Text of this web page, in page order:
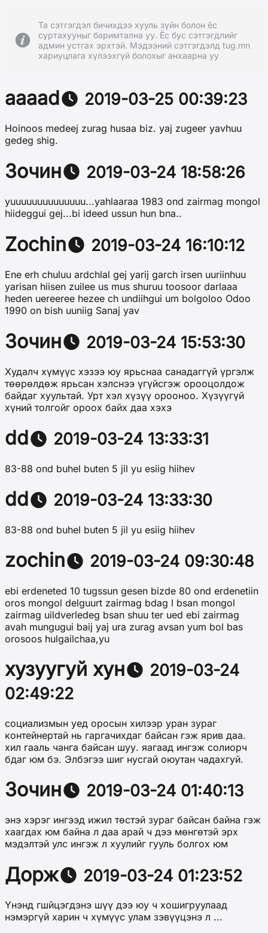
Та сэтгэгдэл бичихдээ хууль зүйн болон ёс
суртахууныг баримтална уу. Ёс бус сэтгэгдлийг
админ устгах эрхтэй. Мэдээний сэтгэгдэлд tug.mn
хариуцлага хүлээхгүй болохыг анхаарна уу
aaaad 2019-03-25 00:39:23
Hoinoos medeej zurag husaa biz. yaj zugeer yavhuu
gedeg shig.
Зочин 2019-03-24 18:58:26
yuuuuuuuuuuuuuu...yahlaaraa 1983 ond zairmag mongol
hiideggui gej...bi ideed ussun hun bna..
Zochin 2019-03-24 16:10:12
Ene erh chuluu ardchlal gej yarij garch irsen uuriinhuu
yarisan hiisen zuilee us mus shuruu toosoor darlaaa
heden uereeree hezee ch undiihgui um bolgoloo Odoo
1990 on bish uuniig Sanaj yav
Зочин 2019-03-24 15:53:30
Худалч хүмүүс хэзээ юу ярьснаа санадаггүй үргэлж
төөрөлдөж ярьсан хэлснээ үгүйсгэж орооцолдож
байдаг хуультай. Урт хэл хүзүү орооноо. Хүзүүгүй
хүний толгойг ороох байх даа хэхэ
dd 2019-03-24 13:33:31
83-88 ond buhel buten 5 jil yu esiig hiihev
dd 2019-03-24 13:33:30
83-88 ond buhel buten 5 jil yu esiig hiihev
zochin 2019-03-24 09:30:48
ebi erdeneted 10 tugssun gesen bizde 80 ond erdenetiin
oros mongol delguurt zairmag bdag l bsan mongol
zairmag uildverledeg bsan shuu ter ued ebi zairmag
avah mungugui baij yaj ura zurag avsan yum bol bas
orosoos hulgailchaa,yu
хузуугуй хун
2019-03-24
02:49:22
социализмын уед оросын хилээр уран зураг
контейнертай нь гаргачихдаг байсан гэж ярив даа.
хил гааль чанга байсан шуу. яагаад ингэж солиорч
бдаг юм бэ. Элбэгээ шиг нусгай оюутан чадахгуй.
Зочин 2019-03-24 01:40:13
энэ хэрэг ингээд ижил тѳстэй зураг байсан байна гэж
хаагдах юм байна л даа арай ч дээ мѳнгѳтэй эрх
мэдэлтэй улс ингэж л хуулийг гууль болгох юм
Дорж 2019-03-24 01:23:52
Үнэнд гшйцэгдэнэ шүү дээ юу ч хошигруулаад
нэмэргүй харин ч хүмүүс улам зэвүүцэнэ л ...